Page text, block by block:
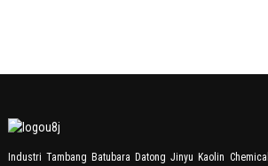
Industri Tambang Batubara Datong Jinyu Kaolin